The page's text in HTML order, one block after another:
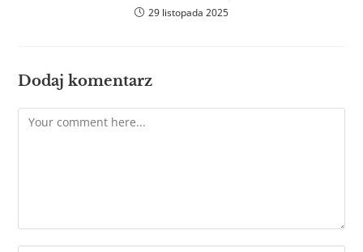
29 listopada 2025
Dodaj komentarz